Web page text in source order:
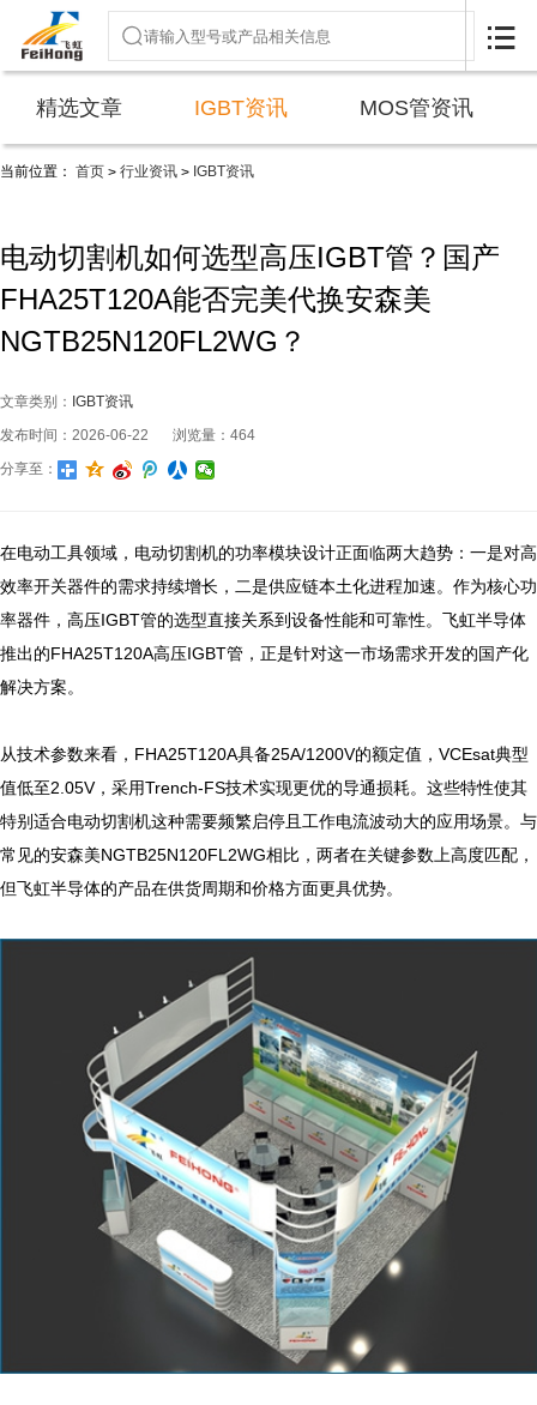

精选文章 IGBT资讯 MOS管资讯
当前位置： 首页 > 行业资讯 > IGBT资讯
电动切割机如何选型高压IGBT管？国产
FHA25T120A能否完美代换安森美
NGTB25N120FL2WG？
文章类别： IGBT资讯
发布时间：2026-06-22
浏览量：464
分享至：
在电动工具领域，电动切割机的功率模块设计正面临两大趋势：一是对高
效率开关器件的需求持续增长，二是供应链本土化进程加速。作为核心功
率器件，高压IGBT管的选型直接关系到设备性能和可靠性。飞虹半导体
推出的FHA25T120A高压IGBT管，正是针对这一市场需求开发的国产化
解决方案。
从技术参数来看，FHA25T120A具备25A/1200V的额定值，VCEsat典型
值低至2.05V，采用Trench-FS技术实现更优的导通损耗。这些特性使其
特别适合电动切割机这种需要频繁启停且工作电流波动大的应用场景。与
常见的安森美NGTB25N120FL2WG相比，两者在关键参数上高度匹配，
但飞虹半导体的产品在供货周期和价格方面更具优势。